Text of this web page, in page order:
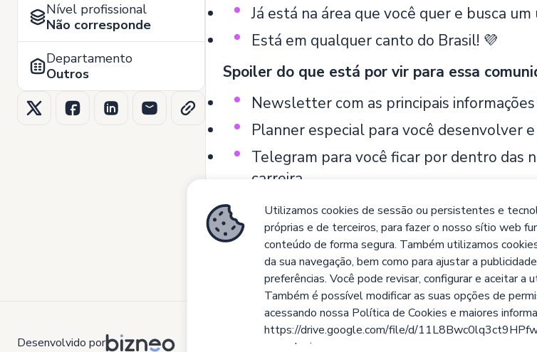
Nível profissional
Não corresponde
Departamento
Outros
Já está na área que você quer e busca
Está em qualquer canto do Brasil! 💜
Spoiler do que está por vir para essa
Newsletter com as principais
Planner especial para você desenvolver
Telegram para você ficar por dentro das
carreira.
Indicação de cursos gratuitos
Desenvolvido por
Utilizamos cookies de sessão ou persistentes e
próprias e de terceiros, para fazer o nosso sítio web
conteúdo de forma segura. Também utilizamos
da sua navegação, bem como para ajustar a
preferências. Você pode revisar, configurar e aceitar a
Também é possível modificar as suas opções de
acessando nossa Política de Cookies e maiores
https://drive.google.com/file/d/
usp=sharing